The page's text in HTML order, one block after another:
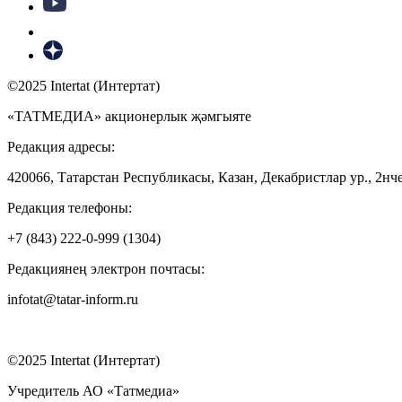
©2025 Intertat (Интертат)
«ТАТМЕДИА» акционерлык җәмгыяте
Редакция адресы:
420066, Татарстан Республикасы, Казан, Декабристлар ур.,
Редакция телефоны:
+7 (843) 222-0-999 (1304)
Редакциянең электрон почтасы:
infotat@tatar-inform.ru
©2025 Intertat (Интертат)
Учредитель АО «Татмедиа»